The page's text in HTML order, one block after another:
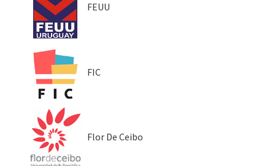
FEUU
FIC
Flor De Ceibo